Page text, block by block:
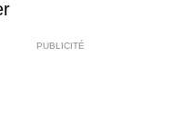
PUBLICITÉ